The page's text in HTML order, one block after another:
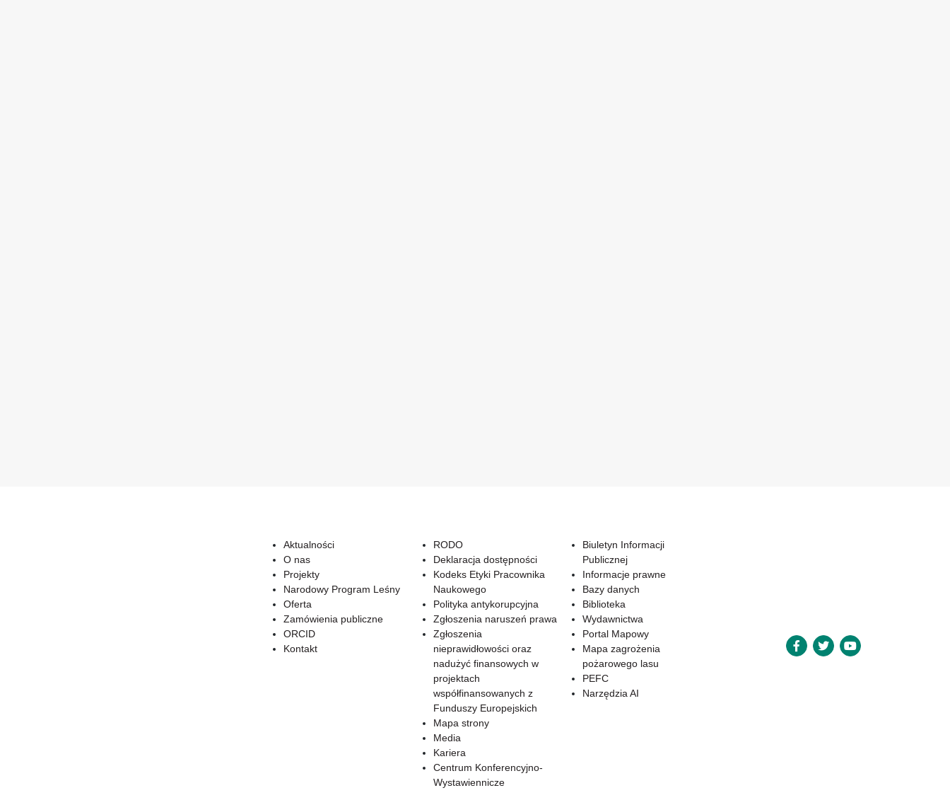
Aktualności
O nas
Projekty
Narodowy Program Leśny
Oferta
Zamówienia publiczne
ORCID
Kontakt
RODO
Deklaracja dostępności
Kodeks Etyki Pracownika
Naukowego
Polityka antykorupcyjna
Zgłoszenia naruszeń prawa
Zgłoszenia
nieprawidłowości oraz
nadużyć finansowych w
projektach
współfinansowanych z
Funduszy Europejskich
Mapa strony
Media
Kariera
Centrum Konferencyjno-
Wystawiennicze
Biuletyn Informacji
Publicznej
Informacje prawne
Bazy danych
Biblioteka
Wydawnictwa
Portal Mapowy
Mapa zagrożenia
pożarowego lasu
PEFC
Narzędzia AI